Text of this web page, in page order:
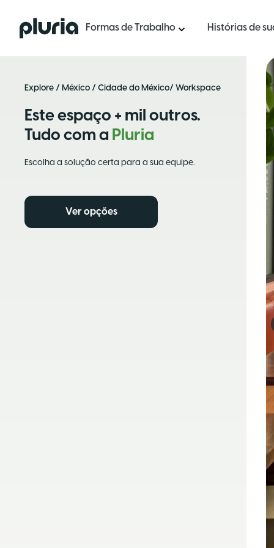
Logo Pluria Formas de Trabalho Histórias de
Explore / México / Cidade do México/ Workspace
Este espaço + mil outros.
Tudo com a Pluria
Escolha a solução certa para a sua equipe.
Ver opções